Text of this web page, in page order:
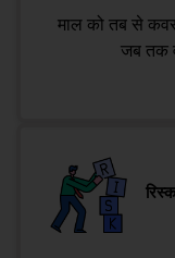
माल को तब से
जब तक